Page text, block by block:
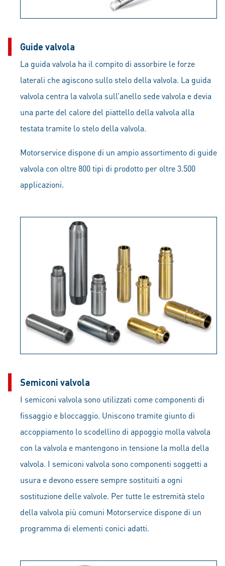
Guide valvola
La guida valvola ha il compito di assorbire le forze
laterali che agiscono sullo stelo della valvola. La guida
valvola centra la valvola sull’anello sede valvola e devia
una parte del calore del piattello della valvola alla
testata tramite lo stelo della valvola.
Motorservice dispone di un ampio assortimento di guide
valvola con oltre 800 tipi di prodotto per oltre 3.500
applicazioni.
Semiconi valvola
I semiconi valvola sono utilizzati come componenti di
fissaggio e bloccaggio. Uniscono tramite giunto di
accoppiamento lo scodellino di appoggio molla valvola
con la valvola e mantengono in tensione la molla della
valvola. I semiconi valvola sono componenti soggetti a
usura e devono essere sempre sostituiti a ogni
sostituzione delle valvole. Per tutte le estremità stelo
della valvola più comuni Motorservice dispone di un
programma di elementi conici adatti.